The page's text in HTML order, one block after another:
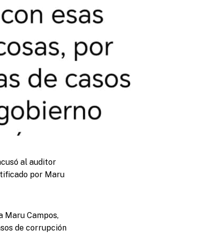
al auditor
por Maru
Maru Campos,
de corrupción